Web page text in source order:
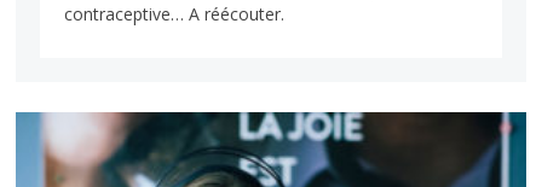
contraceptive… A réécouter.